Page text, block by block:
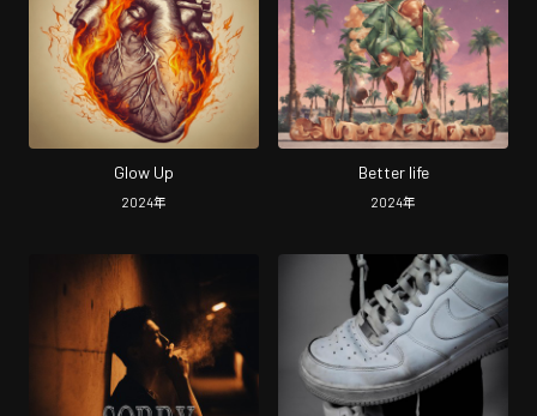
Glow Up
2024年
Better life
2024年